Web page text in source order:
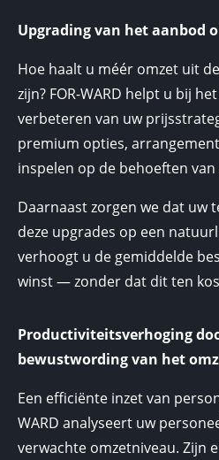
Upgrading van het aanbod
Hoe haalt u méér omzet uit
zijn? FOR-WARD helpt u bij
verbeteren van uw
premium opties,
inspelen op de behoeften
Daarnaast zorgen we dat uw
deze upgrades op een
verhoogt u de gemiddelde
winst — zonder dat dit ten
Productiviteitsverhoging
bewustwording van het
Een efficiënte inzet van
WARD analyseert uw
verwachte omzetniveau. Zijn